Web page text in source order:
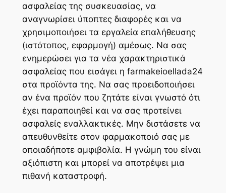
ασφαλείας της συσκευασίας, να
αναγνωρίσει ύποπτες διαφορές και να
χρησιμοποιήσει τα εργαλεία επαλήθευσης
(ιστότοπος, εφαρμογή) αμέσως. Να σας
ενημερώσει για τα νέα χαρακτηριστικά
ασφαλείας που εισάγει η farmakeioellada24
στα προϊόντα της. Να σας προειδοποιήσει
αν ένα προϊόν που ζητάτε είναι γνωστό ότι
έχει παραποιηθεί και να σας προτείνει
ασφαλείς εναλλακτικές. Μην διστάσετε να
απευθυνθείτε στον φαρμακοποιό σας με
οποιαδήποτε αμφιβολία. Η γνώμη του είναι
αξιόπιστη και μπορεί να αποτρέψει μια
πιθανή καταστροφή.